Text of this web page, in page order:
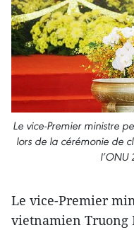
Le vice-Premier ministre
lors de la cérémonie de
l’ONU
Le vice-Premier
vietnamien Truong